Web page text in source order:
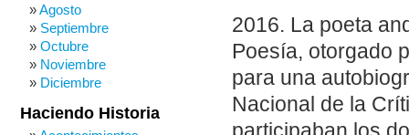
2016. La poeta
Poesía, otorgado
para una
Nacional de la
Agosto
Septiembre
Octubre
Noviembre
Diciembre
Haciendo Historia